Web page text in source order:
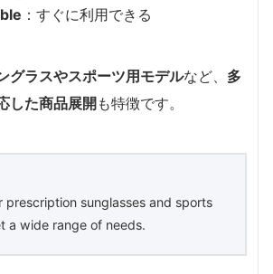
：すぐに利用できる
グラスやスポーツ用モデルなど、 多
した商品展開も特徴です。
prescription sunglasses and sports
a wide range of needs.